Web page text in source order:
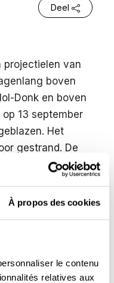
À propos des cookies
le contenu
relatives aux
Deel
projectielen van
boven
Donk en boven
13 september
Het
gestrand. De
langs het kanaal,
midden in het
Twee
twintig anderen
hielp waar